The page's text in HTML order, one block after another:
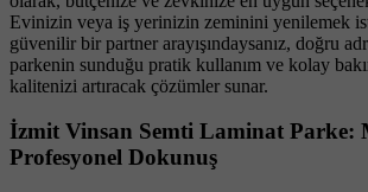
Evinizin veya iş yerinizin zeminini yenilemek
güvenilir bir partner arayışındaysanız, doğru
parkenin sunduğu pratik kullanım ve kolay
kalitenizi artıracak çözümler sunar.
İzmit Vinsan Semti Laminat Parke:
Profesyonel Dokunuş